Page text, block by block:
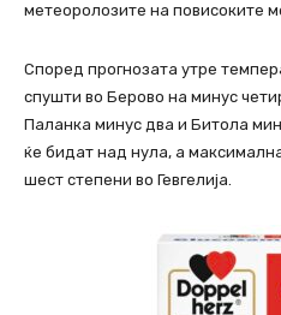
метеоролозите на повисоките
Според прогнозата утре
спушти во Берово на минус
Паланка минус два и Битола
ќе бидат над нула, а
шест степени во Гевгелија.